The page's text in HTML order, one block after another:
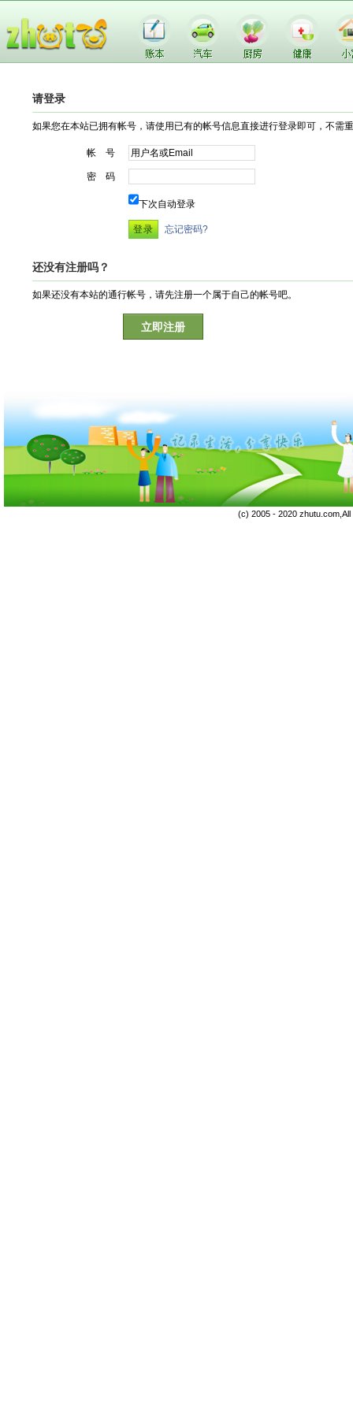
请登录
如果您在本站已拥有帐号，请使用已有的帐号信息直接进行登录即可，不需
帐 号
密 码
下次自动登录
忘记密码?
还没有注册吗？
如果还没有本站的通行帐号，请先注册一个属于自己的帐号吧。
立即注册
(c) 2005 - 2020